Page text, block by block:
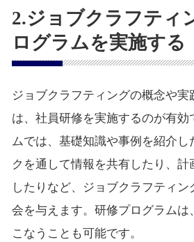
2.ジョブクラフティ
ログラムを実施する
ジョブクラフティングの概念や実
は、社員研修を実施するのが有効
ムでは、基礎知識や事例を紹介し
クを通して情報を共有したり、計
したりなど、ジョブクラフティ
会を与えます。研修プログラムは
こなうことも可能です。